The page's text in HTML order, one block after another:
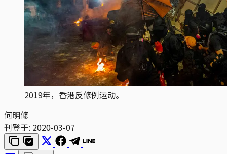
2019年，香港反修例运动。
何明修
刊登于: 2020-03-07